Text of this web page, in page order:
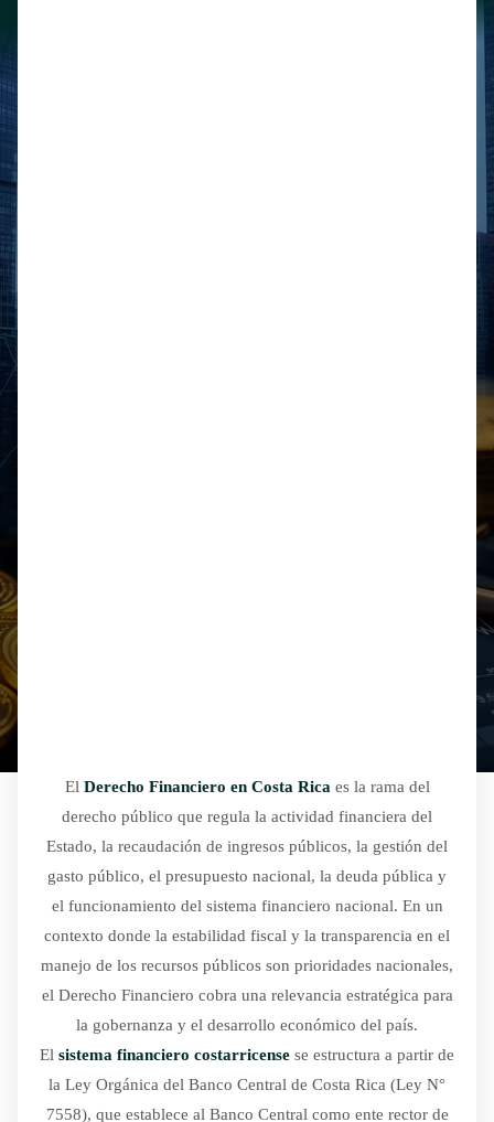
El Derecho Financiero en Costa Rica es la rama del
derecho público que regula la actividad financiera del
Estado, la recaudación de ingresos públicos, la gestión del
gasto público, el presupuesto nacional, la deuda pública y
el funcionamiento del sistema financiero nacional. En un
contexto donde la estabilidad fiscal y la transparencia en el
manejo de los recursos públicos son prioridades nacionales,
el Derecho Financiero cobra una relevancia estratégica para
la gobernanza y el desarrollo económico del país.
El sistema financiero costarricense se estructura a partir de
la Ley Orgánica del Banco Central de Costa Rica (Ley N°
7558), que establece al Banco Central como ente rector de